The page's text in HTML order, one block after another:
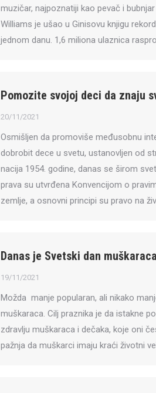
muzičar, najpoznatiji kao pevač i
Williams je ušao u Ginisovu knjigu
jednom danu. 1,6 miliona ulaznica
Pomozite svojoj deci da znaju
20/11/2021
Osmišljen da promoviše međusobnu
dobrobit dece u svetu, ustanovljen od
nacija 1954. godine, danas se širom
prava su utvrđena Konvencijom o
zemlje, a osnovni principi su pravo na
Danas je Svetski dan muškaraca
19/11/2021
Možda manje popularan, ali nikako
muškaraca. Cilj praznika je da istakne
zdravlju muškaraca i dečaka, koje oni
pažnja da muškarci imaju kraći životni